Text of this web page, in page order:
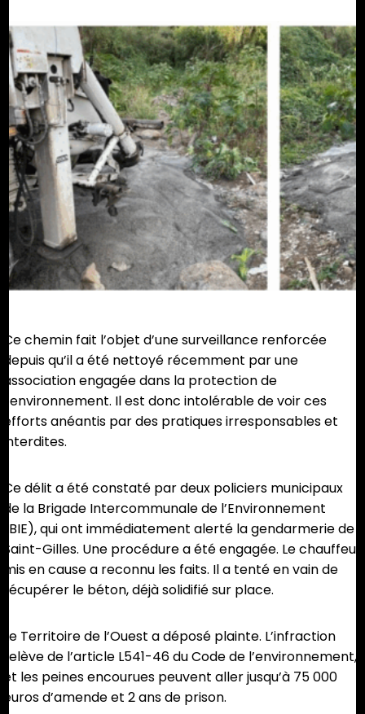
Ce chemin fait l’objet d’une surveillance renforcée
depuis qu’il a été nettoyé récemment par une
association engagée dans la protection de
l’environnement. Il est donc intolérable de voir ces
efforts anéantis par des pratiques irresponsables et
interdites.
Ce délit a été constaté par deux policiers municipaux
de la Brigade Intercommunale de l’Environnement
(BIE), qui ont immédiatement alerté la gendarmerie de
Saint-Gilles. Une procédure a été engagée. Le chauffeur
mis en cause a reconnu les faits. Il a tenté en vain de
récupérer le béton, déjà solidifié sur place.
Le Territoire de l’Ouest a déposé plainte. L’infraction
relève de l’article L541-46 du Code de l’environnement,
et les peines encourues peuvent aller jusqu’à 75 000
euros d’amende et 2 ans de prison.